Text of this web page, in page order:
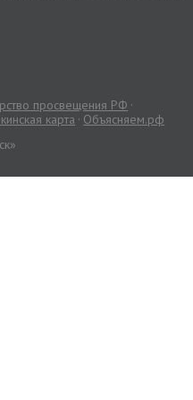
просвещения РФ
карта
Объясняем.рф